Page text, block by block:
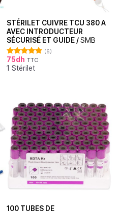
STÉRILET CUIVRE TCU 380 A
AVEC INTRODUCTEUR
SÉCURISÉ ET GUIDE /SMB
Note5.00
sur 5
(6)
75dh TTC
1 Stérilet
100 TUBES DE